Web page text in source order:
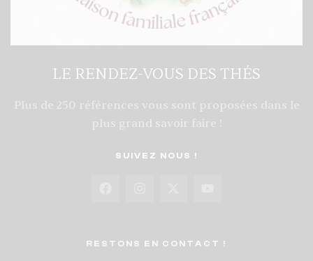
LE RENDEZ-VOUS DES THÉS
Plus de 250 références vous sont proposées dans le
plus grand savoir faire !
SUIVEZ NOUS !
RESTONS EN CONTACT !